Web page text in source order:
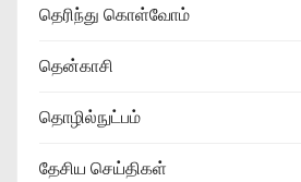
தெரிந்து கொள்வோம்
தென்காசி
தொழில்நுட்பம்
தேசிய செய்திகள்